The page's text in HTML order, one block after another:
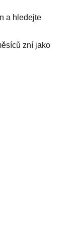
a hledejte
zní jako